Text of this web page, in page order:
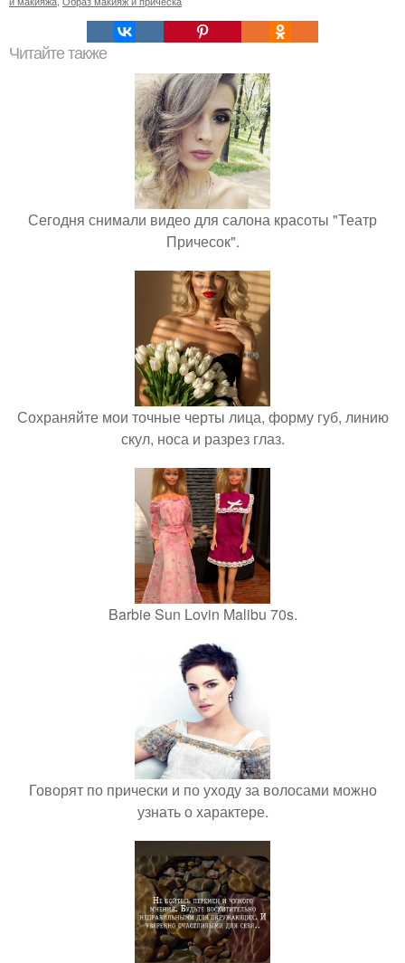
Читайте также
Сегодня снимали видео для салона красоты "Театр
Причесок".
Сохраняйте мои точные черты лица, форму губ, линию
скул, носа и разрез глаз.
Barbie Sun Lovin Malibu 70s.
Говорят по прически и по уходу за волосами можно
узнать о характере.